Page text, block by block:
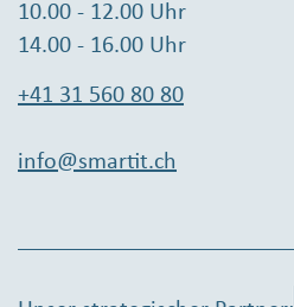
10.00 - 12.00 Uhr
14.00 - 16.00 Uhr
+41 31 560 80 80
info@smartit.ch